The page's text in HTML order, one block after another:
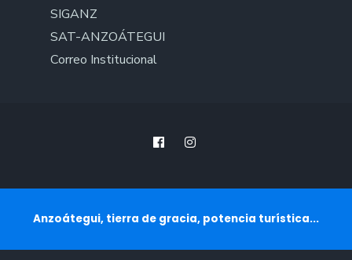
SIGANZ
SAT-ANZOÁTEGUI
Correo Institucional
Anzoátegui, tierra de gracia, potencia turística...